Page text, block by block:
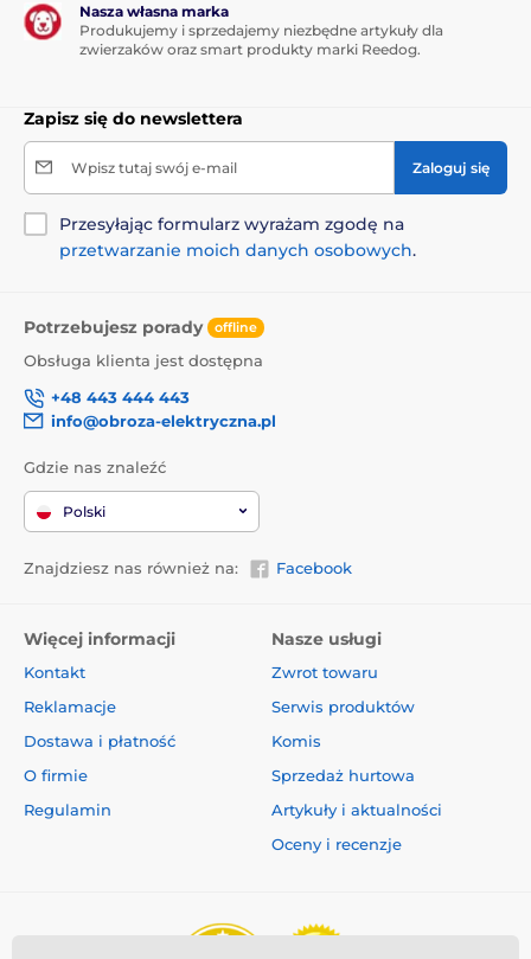
Nasza własna marka
Produkujemy i sprzedajemy niezbędne artykuły dla
zwierzaków oraz smart produkty marki Reedog.
Zapisz się do newslettera
Wpisz tutaj swój e-mail Zaloguj się
Przesyłając formularz wyrażam zgodę na
przetwarzanie moich danych osobowych.
Potrzebujesz porady offline
Obsługa klienta jest dostępna
+48 443 444 443
info@obroza-elektryczna.pl
Gdzie nas znaleźć
Polski
Znajdziesz nas również na: Facebook
Więcej informacji
Kontakt
Reklamacje
Dostawa i płatność
O firmie
Regulamin
Nasze usługi
Zwrot towaru
Serwis produktów
Komis
Sprzedaż hurtowa
Artykuły i aktualności
Oceny i recenzje